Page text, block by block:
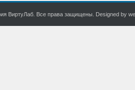
ВиртуЛаб. Все права защищены. Designed by